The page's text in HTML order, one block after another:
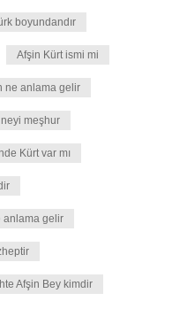
boyundandır
Afşin Kürt ismi mi
ne anlama gelir
meşhur
Kürt var mı
anlama gelir
Afşin Bey kimdir